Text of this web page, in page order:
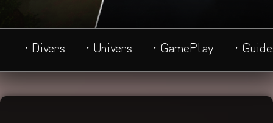
· Divers · Univers · GamePlay ·